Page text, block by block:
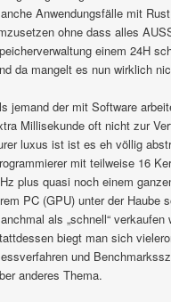
Anwendungsfälle mit
ohne dass alles
einem 24H
da mangelt es nun wirklich
jemand der mit Software
Millisekunde oft nicht zur
luxus ist ist es eh völlig
mit teilweise 16
plus quasi noch einem
PC (GPU) unter der Haube
als „schnell“ verkaufen
biegt man sich
und
anderes Thema.